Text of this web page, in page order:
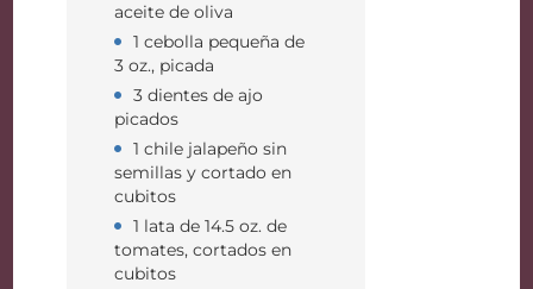
aceite de oliva
1 cebolla pequeña de
3 oz., picada
3 dientes de ajo
picados
1 chile jalapeño sin
semillas y cortado en
cubitos
1 lata de 14.5 oz. de
tomates, cortados en
cubitos